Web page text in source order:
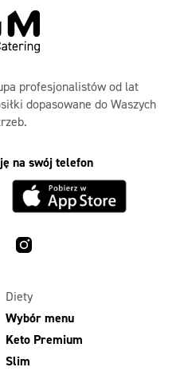
profesjonalistów od lat
dopasowane do Waszych
na swój telefon
Diety
Wybór menu
Keto Premium
Slim